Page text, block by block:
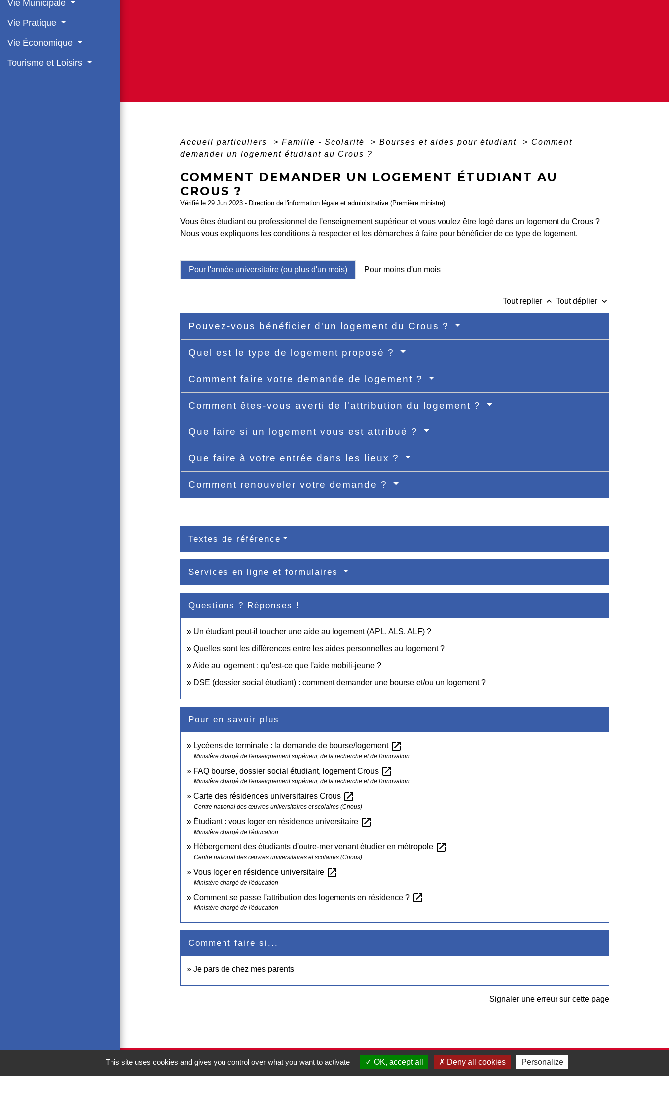
Vie Municipale
Vie Pratique
Vie Économique
Tourisme et Loisirs
Accueil particuliers > Famille - Scolarité > Bourses et aides pour étudiant > Comment
demander un logement étudiant au Crous ?
COMMENT DEMANDER UN LOGEMENT ÉTUDIANT AU
CROUS ?
Vérifié le 29 Jun 2023 - Direction de l'information légale et administrative (Première ministre)
Vous êtes étudiant ou professionnel de l'enseignement supérieur et vous voulez être logé dans un logement du Crous?
Nous vous expliquons les conditions à respecter et les démarches à faire pour bénéficier de ce type de logement.
Pour l'année universitaire (ou plus d'un mois) Pour moins d'un mois
Tout replier keyboard_arrow_up Tout déplier keyboard_arrow_down
Pouvez-vous bénéficier d'un logement du Crous ?
Quel est le type de logement proposé ?
Comment faire votre demande de logement ?
Comment êtes-vous averti de l'attribution du logement ?
Que faire si un logement vous est attribué ?
Que faire à votre entrée dans les lieux ?
Comment renouveler votre demande ?
Textes de référence
Services en ligne et formulaires
Questions ? Réponses !
Un étudiant peut-il toucher une aide au logement (APL, ALS, ALF) ?
Quelles sont les différences entre les aides personnelles au logement ?
Aide au logement : qu'est-ce que l'aide mobili-jeune ?
DSE (dossier social étudiant) : comment demander une bourse et/ou un logement ?
Pour en savoir plus
Lycéens de terminale : la demande de bourse/logement open_in_new
Ministère chargé de l'enseignement supérieur, de la recherche et de l'innovation
FAQ bourse, dossier social étudiant, logement Crous open_in_new
Ministère chargé de l'enseignement supérieur, de la recherche et de l'innovation
Carte des résidences universitaires Crous open_in_new
Centre national des œuvres universitaires et scolaires (Cnous)
Étudiant : vous loger en résidence universitaire open_in_new
Ministère chargé de l'éducation
Hébergement des étudiants d'outre-mer venant étudier en métropole open_in_new
Centre national des œuvres universitaires et scolaires (Cnous)
Vous loger en résidence universitaire open_in_new
Ministère chargé de l'éducation
Comment se passe l'attribution des logements en résidence ? open_in_new
Ministère chargé de l'éducation
Comment faire si...
Je pars de chez mes parents
Signaler une erreur sur cette page
Contacts
This site uses cookies and gives you control over what you want to activate OK, accept all Deny all cookies Personalize